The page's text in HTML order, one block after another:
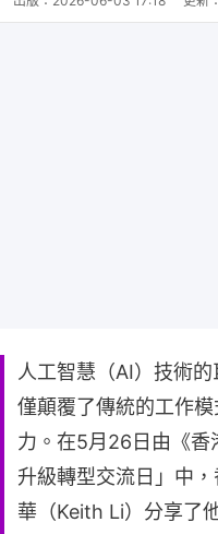
人工智慧（AI）技術
僅顛覆了傳統的工作
力。在5月26日由《香
升級轉型交流日」中
華（Keith Li）分享了